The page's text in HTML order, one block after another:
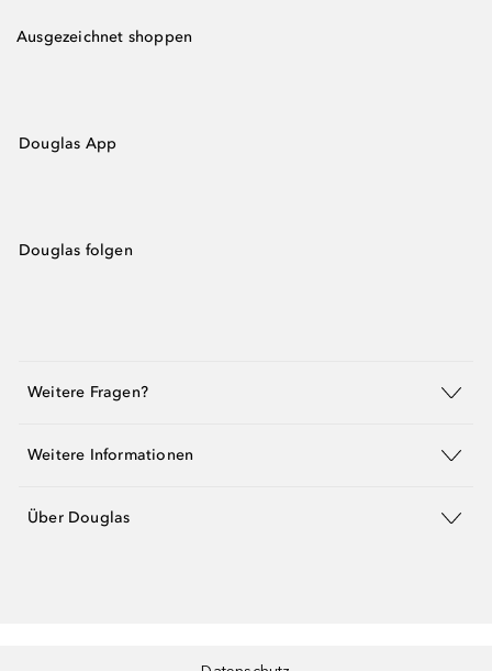
Ausgezeichnet shoppen
Douglas App
Douglas folgen
Weitere Fragen?
Weitere Informationen
Über Douglas